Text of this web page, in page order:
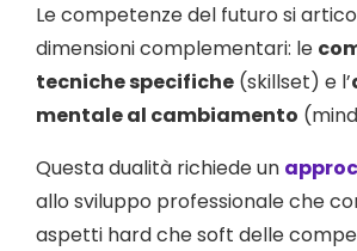
Le competenze del futuro si
dimensioni complementari: le
tecniche specifiche (skillset) e l’
mentale al cambiamento
Questa dualità richiede un
allo sviluppo professionale che
aspetti hard che soft delle